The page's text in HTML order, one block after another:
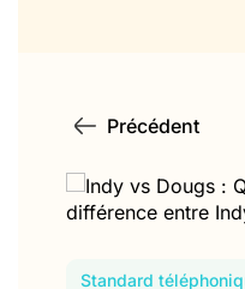
Standard
est la